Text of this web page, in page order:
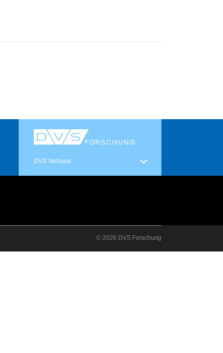
DVS Verband
© 2026 DVS Forschung